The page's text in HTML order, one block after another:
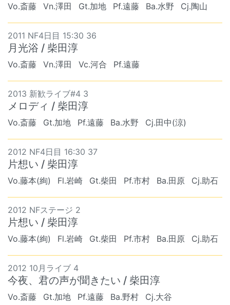
Vo.斎藤 Vn.澤田 Gt.加地 Pf.遠藤 Ba.水野 Cj.陶山
2011 NF4日目 15:30 36
月光浴 / 柴田淳
Vo.斎藤 Vn.澤田 Vc.河合 Pf.遠藤
2013 新歓ライブ#4 3
メロディ / 柴田淳
Vo.斎藤 Gt.加地 Pf.遠藤 Ba.水野 Cj.田中(涼)
2012 NF4日目 16:30 37
片想い / 柴田淳
Vo.藤本(絢) Fl.岩崎 Gt.柴田 Pf.市村 Ba.田原 Cj.助石
2012 NFステージ 2
片想い / 柴田淳
Vo.藤本(絢) Fl.岩崎 Gt.柴田 Pf.市村 Ba.田原 Cj.助石
2012 10月ライブ 4
今夜、君の声が聞きたい / 柴田淳
Vo.斎藤 Gt.加地 Pf.遠藤 Ba.野村 Cj.大谷